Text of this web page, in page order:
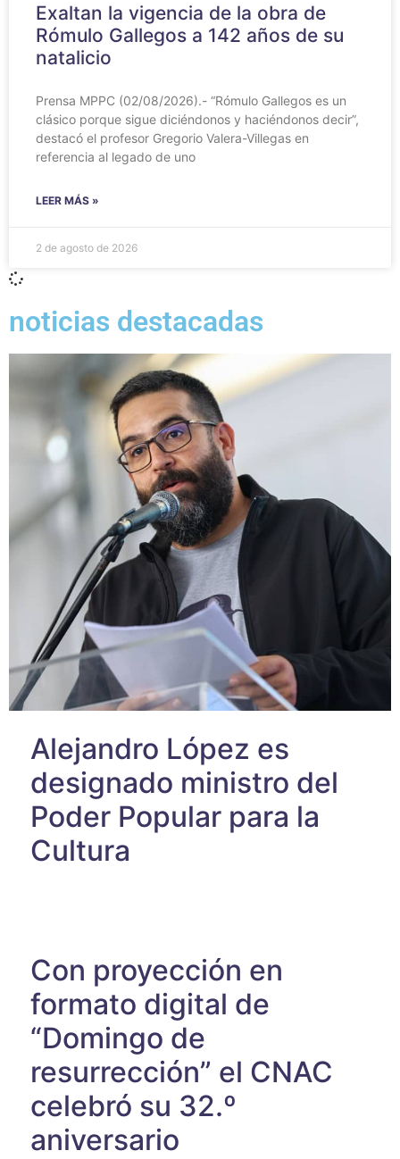
Exaltan la vigencia de la obra de
Rómulo Gallegos a 142 años de su
natalicio
Prensa MPPC (02/08/2026).- “Rómulo Gallegos es un
clásico porque sigue diciéndonos y haciéndonos decir”,
destacó el profesor Gregorio Valera-Villegas en
referencia al legado de uno
LEER MÁS »
2 de agosto de 2026
noticias destacadas
Alejandro López es
designado ministro del
Poder Popular para la
Cultura
Con proyección en
formato digital de
“Domingo de
resurrección” el CNAC
celebró su 32.º
aniversario